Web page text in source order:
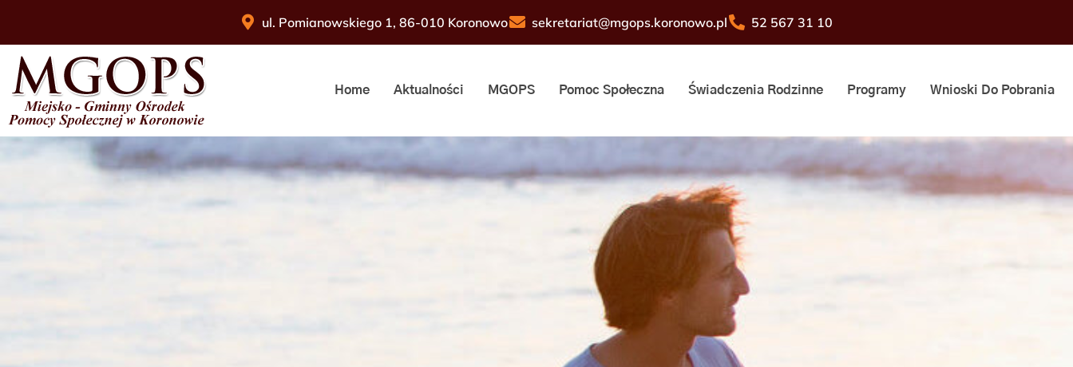
ul. Pomianowskiego 1, 86-010 Koronowo sekretariat@mgops.koronowo.pl 52 567 31 10
Home Aktualności MGOPS Pomoc Społeczna Świadczenia Rodzinne Programy Wnioski Do Pobrania